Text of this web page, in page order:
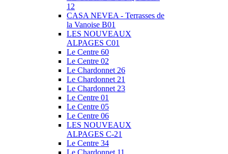
12
CASA NEVEA - Terrasses de
la Vanoise B01
LES NOUVEAUX
ALPAGES C01
Le Centre 60
Le Centre 02
Le Chardonnet 26
Le Chardonnet 21
Le Chardonnet 23
Le Centre 01
Le Centre 05
Le Centre 06
LES NOUVEAUX
ALPAGES C-21
Le Centre 34
Le Chardonnet 11